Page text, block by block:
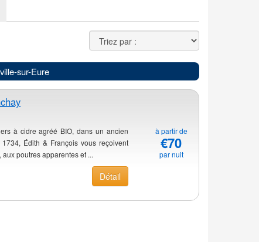
sur-Eure
à cidre agréé BIO, dans un ancien
Édith & François vous reçoivent
poutres apparentes et ...
Détail
à partir de
€70
par nuit